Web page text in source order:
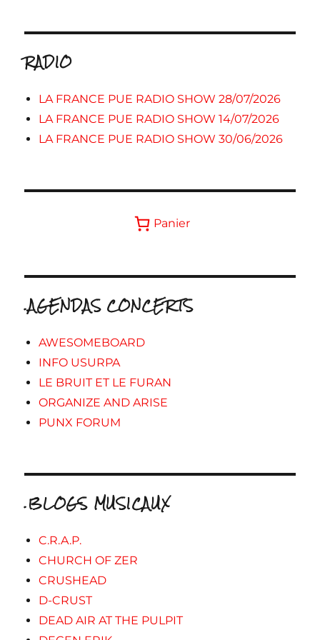
RADIO
LA FRANCE PUE RADIO SHOW 28/07/2026
LA FRANCE PUE RADIO SHOW 14/07/2026
LA FRANCE PUE RADIO SHOW 30/06/2026
Panier
.AGENDAS CONCERTS
AWESOMEBOARD
INFO USURPA
LE BRUIT ET LE FURAN
ORGANIZE AND ARISE
PUNX FORUM
.BLOGS MUSICAUX
C.R.A.P.
CHURCH OF ZER
CRUSHEAD
D-CRUST
DEAD AIR AT THE PULPIT